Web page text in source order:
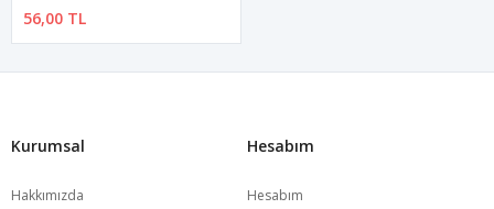
56,00 TL
Kurumsal
Hakkımızda
Hesabım
Hesabım